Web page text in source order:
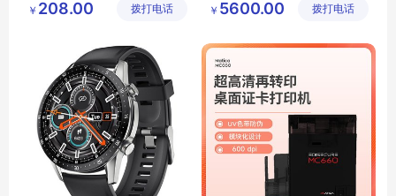
SOS手环
有限公司
￥ 208.00 拨打电话
打印机DX
DX4200打码机
有限公司
￥ 5600.00 拨打电话